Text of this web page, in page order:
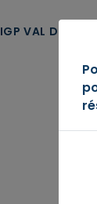
IGP VAL DE LOIRE